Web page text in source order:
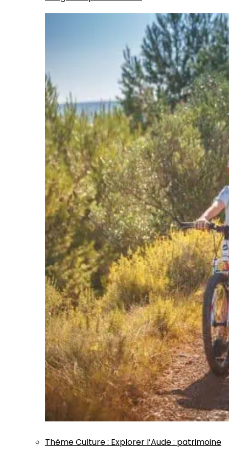
ThèmeCulture: Explorer l’Aude : patrimoine